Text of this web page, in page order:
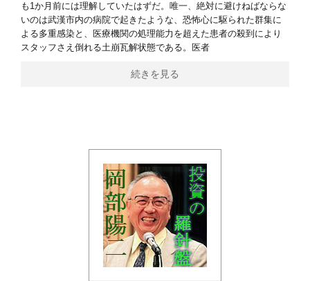
も1か月前には理解していたはずだ。唯一、絶対に避けねばならな
いのは武漢市内の病院で起きたような、恐怖心に駆られた群集に
よる多重感染と、医療機関の処理能力を超えた患者の殺到により
スタッフさえ倒れる土崩瓦解状態である。医者
続きを見る